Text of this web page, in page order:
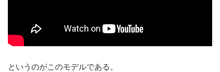
というのがこのモデルである。